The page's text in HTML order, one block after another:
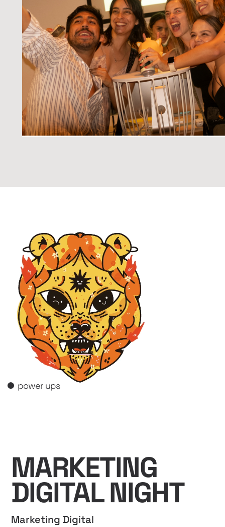
power ups
MARKETING
DIGITAL NIGHT
Marketing Digital